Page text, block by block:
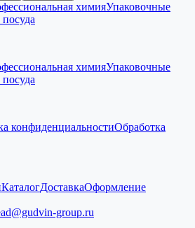
химияУпаковочные
химияУпаковочные
конфиденциальностиОбработка
КаталогДоставкаОформление
group.ru